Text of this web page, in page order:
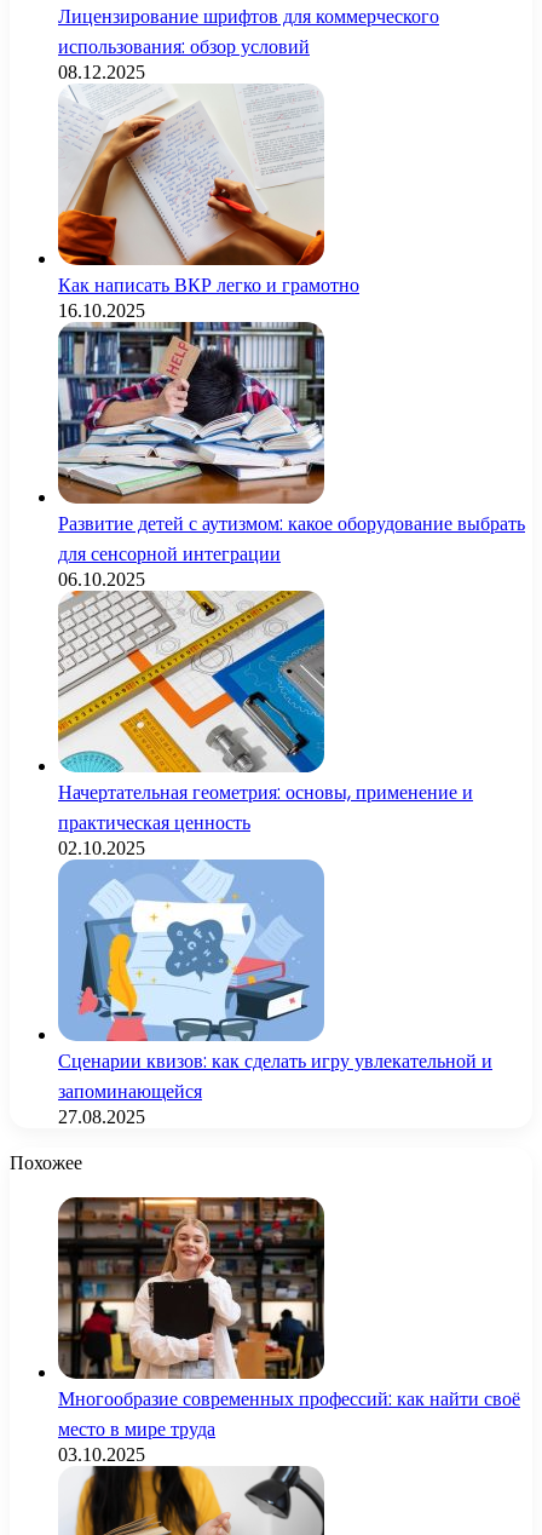
Лицензирование шрифтов для коммерческого
использования: обзор условий
08.12.2025
Как написать ВКР легко и грамотно
16.10.2025
Развитие детей с аутизмом: какое оборудование выбрать
для сенсорной интеграции
06.10.2025
Начертательная геометрия: основы, применение и
практическая ценность
02.10.2025
Сценарии квизов: как сделать игру увлекательной и
запоминающейся
27.08.2025
Похожее
Многообразие современных профессий: как найти своё
место в мире труда
03.10.2025